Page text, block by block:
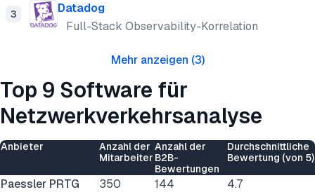
3
Datadog
Full-Stack Observability-Korrelation
Mehr anzeigen (3)
Top 9 Software für
Netzwerkverkehrsanalyse
Anbieter
Anzahl der
Mitarbeiter
Anzahl der
B2B-
Bewertungen
Durchschnittliche
Bewertung (von 5)
Paessler PRTG 350 144
4.7